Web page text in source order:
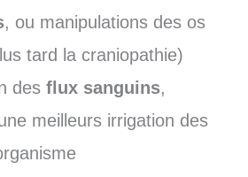
, ou manipulations des os
tard la craniopathie)
des flux sanguins,
meilleurs irrigation des